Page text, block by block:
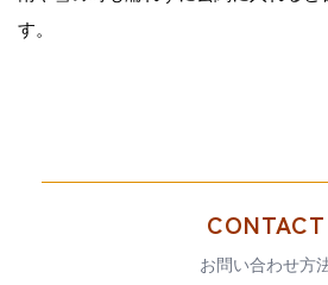
す。
CONTACT
お問い合わせ方